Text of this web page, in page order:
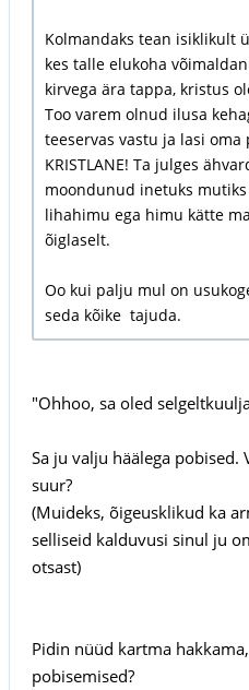
Kolmandaks tean isiklikult
kes talle elukoha
kirvega ära tappa, kristus
Too varem olnud ilusa
teeservas vastu ja lasi
KRISTLANE! Ta julges
moondunud inetuks
lihahimu ega himu kätte
õiglaselt.
Oo kui palju mul on
seda kõike tajuda.
"Ohhoo, sa oled
Sa ju valju häälega
suur?
(Muideks, õigeusklikud ka
selliseid kalduvusi sinul ju
otsast)
Pidin nüüd kartma
pobisemised?